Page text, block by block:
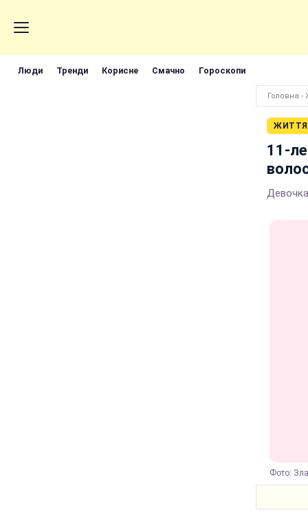
Люди Тренди Корисне Смачно Гороскопи
Головна ›
ЖИТТЯ
11-
Фото: